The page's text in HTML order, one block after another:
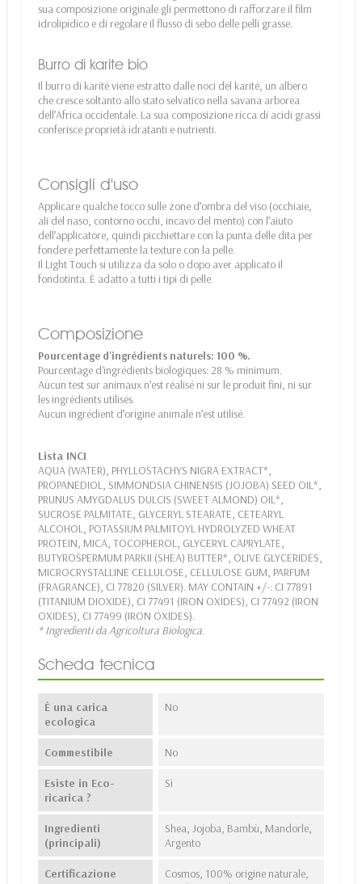
sua composizione originale gli permettono di rafforzare il film
idrolipidico e di regolare il flusso di sebo delle pelli grasse.
Burro di karite bio
Il burro di karité viene estratto dalle noci del karité, un albero
che cresce soltanto allo stato selvatico nella savana arborea
dell’Africa occidentale. La sua composizione ricca di acidi grassi
conferisce proprietà idratanti e nutrienti.
Consigli d'uso
Applicare qualche tocco sulle zone d’ombra del viso (occhiaie,
ali del naso, contorno occhi, incavo del mento) con l’aiuto
dell’applicatore, quindi picchiettare con la punta delle dita per
fondere perfettamente la texture con la pelle.
Il Light Touch si utilizza da solo o dopo aver applicato il
fondotinta. È adatto a tutti i tipi di pelle.
Composizione
Pourcentage d'ingrédients naturels: 100 %.
Pourcentage d'ingrédients biologiques: 28 % minimum.
Aucun test sur animaux n’est réalisé ni sur le produit fini, ni sur
les ingrédients utilisés.
Aucun ingrédient d’origine animale n’est utilisé.
Lista INCI
AQUA (WATER), PHYLLOSTACHYS NIGRA EXTRACT*,
PROPANEDIOL, SIMMONDSIA CHINENSIS (JOJOBA) SEED OIL*,
PRUNUS AMYGDALUS DULCIS (SWEET ALMOND) OIL*,
SUCROSE PALMITATE, GLYCERYL STEARATE, CETEARYL
ALCOHOL, POTASSIUM PALMITOYL HYDROLYZED WHEAT
PROTEIN, MICA, TOCOPHEROL, GLYCERYL CAPRYLATE,
BUTYROSPERMUM PARKII (SHEA) BUTTER*, OLIVE GLYCERIDES,
MICROCRYSTALLINE CELLULOSE, CELLULOSE GUM, PARFUM
(FRAGRANCE), CI 77820 (SILVER). MAY CONTAIN +/-: CI 77891
(TITANIUM DIOXIDE), CI 77491 (IRON OXIDES), CI 77492 (IRON
OXIDES), CI 77499 (IRON OXIDES).
* Ingredienti da Agricoltura Biologica.
Scheda tecnica
È una carica
ecologica
No
Commestibile No
Esiste in Eco-
ricarica ?
Sì
Ingredienti
(principali)
Shea, Jojoba, Bambù, Mandorle,
Argento
Certificazione
Cosmos, 100% origine naturale,